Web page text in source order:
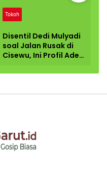
Tokoh
Disentil Dedi Mulyadi
soal Jalan Rusak di
Cisewu, Ini Profil Ade
DPR RI dari Garut